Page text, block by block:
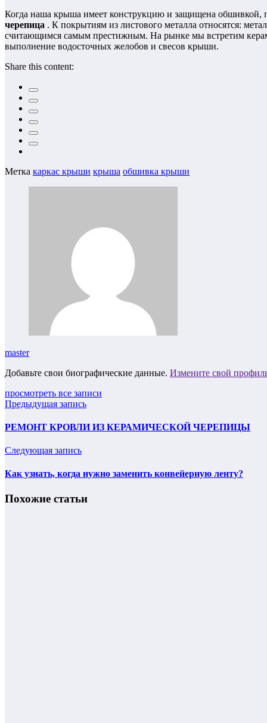
Когда наша крыша имеет конструкцию и защищена обшивкой,
черепица . К покрытиям из листового металла относятся:
считающимся самым престижным. На рынке мы встретим
выполнение водосточных желобов и свесов крыши.
Share this content:
Метка каркас крыши крыша обшивка крыши
master
Добавьте свои биографические данные. Измените свой
просмотреть все записи
Предыдущая запись
РЕМОНТ КРОВЛИ ИЗ КЕРАМИЧЕСКОЙ ЧЕРЕПИЦЫ
Следующая запись
Как узнать, когда нужно заменить конвейерную ленту?
Похожие статьи